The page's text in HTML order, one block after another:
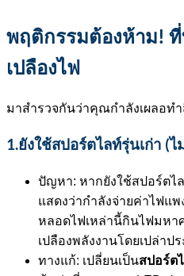
พฤติกรรมต้องห้าม!
เปลืองไฟ
มาสำรวจกันว่าคุณกำลังเผลอทำ
1.ยังใช้สปอร์ตไลท์รุ่นเก่า (ไ
ปัญหา: หากยังใช้สปอร์ตไ
แสดงว่ากำลังจ่ายค่าไฟแพ
หลอดไฟเหล่านี้กินไฟมหา
เปลืองพลังงานโดยเปล่าป
ทางแก้: เปลี่ยนเป็นสปอร์ต